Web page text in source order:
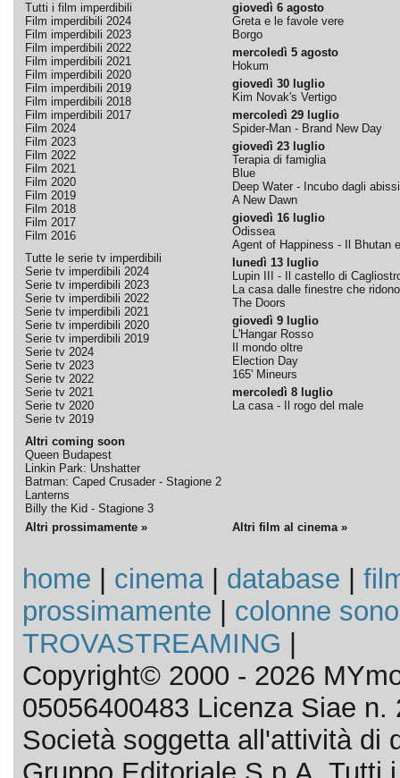
Tutti i film imperdibili
Film imperdibili 2024
Film imperdibili 2023
Film imperdibili 2022
Film imperdibili 2021
Film imperdibili 2020
Film imperdibili 2019
Film imperdibili 2018
Film imperdibili 2017
Film 2024
Film 2023
Film 2022
Film 2021
Film 2020
Film 2019
Film 2018
Film 2017
Film 2016
Tutte le serie tv imperdibili
Serie tv imperdibili 2024
Serie tv imperdibili 2023
Serie tv imperdibili 2022
Serie tv imperdibili 2021
Serie tv imperdibili 2020
Serie tv imperdibili 2019
Serie tv 2024
Serie tv 2023
Serie tv 2022
Serie tv 2021
Serie tv 2020
Serie tv 2019
Altri coming soon
Queen Budapest
Linkin Park: Unshatter
Batman: Caped Crusader - Stagione 2
Lanterns
Billy the Kid - Stagione 3
giovedì 6 agosto
Greta e le favole vere
Borgo
mercoledì 5 agosto
Hokum
giovedì 30 luglio
Kim Novak's Vertigo
mercoledì 29 luglio
Spider-Man - Brand New Day
giovedì 23 luglio
Terapia di famiglia
Blue
Deep Water - Incubo dagli abissi
A New Dawn
giovedì 16 luglio
Odissea
Agent of Happiness - Il Bhutan
lunedì 13 luglio
Lupin III - Il castello di
La casa dalle finestre che ridono
The Doors
giovedì 9 luglio
L'Hangar Rosso
Il mondo oltre
Election Day
165' Mineurs
mercoledì 8 luglio
La casa - Il rogo del male
Altri prossimamente » Altri film al cinema »
home cinema| database
prossimamente
colonne
TROVASTREAMING
Copyright© 2000 - 2026
05056400483 Licenza Siae n.
Società soggetta all'attività di